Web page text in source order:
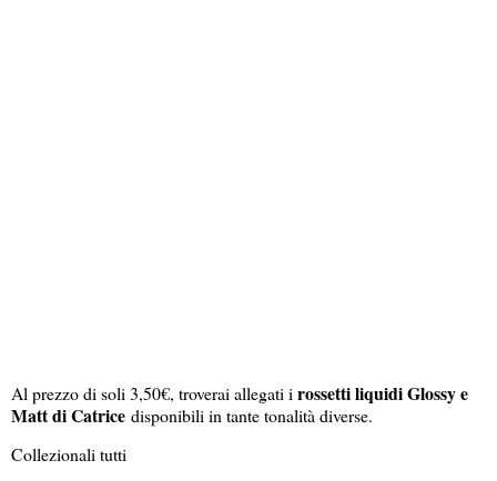
Al prezzo di soli 3,50€, troverai allegati i rossetti liquidi Glossy e
Matt di Catrice disponibili in tante tonalità diverse.
Collezionali tutti